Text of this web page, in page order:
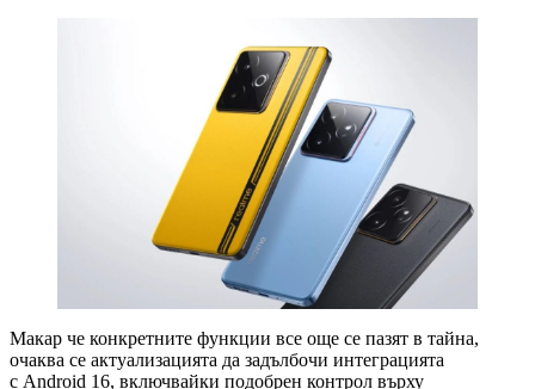
Макар че конкретните функции все още се пазят в тайна,
очаква се актуализацията да задълбочи интеграцията
с Android 16, включвайки подобрен контрол върху